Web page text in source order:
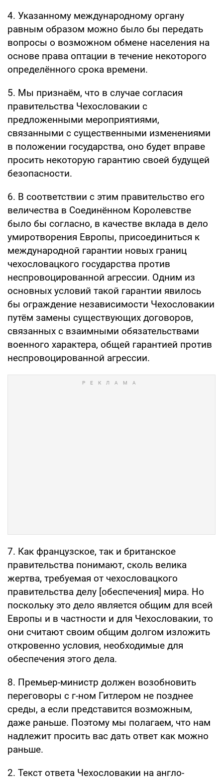
4. Указанному международному органу
равным образом можно было бы передать
вопросы о возможном обмене населения на
основе права оптации в течение некоторого
определённого срока времени.
5. Мы признаём, что в случае согласия
правительства Чехословакии с
предложенными мероприятиями,
связанными с существенными изменениями
в положении государства, оно будет вправе
просить некоторую гарантию своей будущей
безопасности.
6. В соответствии с этим правительство его
величества в Соединённом Королевстве
было бы согласно, в качестве вклада в дело
умиротворения Европы, присоединиться к
международной гарантии новых границ
чехословацкого государства против
неспровоцированной агрессии. Одним из
основных условий такой гарантии явилось
бы ограждение независимости Чехословакии
путём замены существующих договоров,
связанных с взаимными обязательствами
военного характера, общей гарантией против
неспровоцированной агрессии.
7. Как французское, так и британское
правительства понимают, сколь велика
жертва, требуемая от чехословацкого
правительства делу [обеспечения] мира. Но
поскольку это дело является общим для всей
Европы и в частности и для Чехословакии, то
они считают своим общим долгом изложить
откровенно условия, необходимые для
обеспечения этого дела.
8. Премьер-министр должен возобновить
переговоры с г-ном Гитлером не позднее
среды, а если представится возможным,
даже раньше. Поэтому мы полагаем, что нам
надлежит просить вас дать ответ как можно
раньше.
2. Текст ответа Чехословакии на англо-